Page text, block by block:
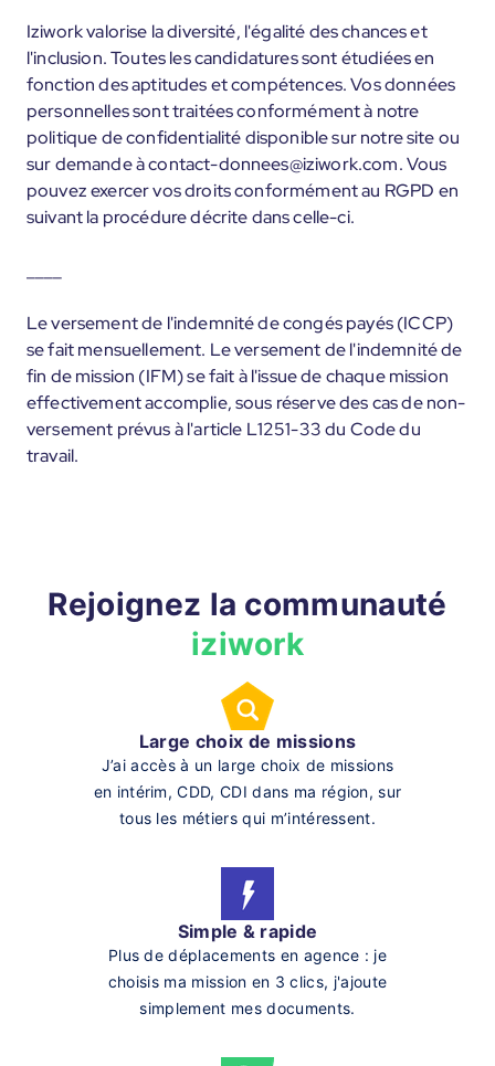
Iziwork valorise la diversité, l'égalité des chances et
l'inclusion. Toutes les candidatures sont étudiées en
fonction des aptitudes et compétences. Vos données
personnelles sont traitées conformément à notre
politique de confidentialité disponible sur notre site ou
sur demande à contact-donnees@iziwork.com. Vous
pouvez exercer vos droits conformément au RGPD en
suivant la procédure décrite dans celle-ci.
Le versement de l'indemnité de congés payés (ICCP)
se fait mensuellement. Le versement de l'indemnité de
fin de mission (IFM) se fait à l'issue de chaque mission
effectivement accomplie, sous réserve des cas de non-
versement prévus à l'article L1251-33 du Code du
travail.
Rejoignez la communauté
iziwork
Large choix de missions
J’ai accès à un large choix de missions
en intérim, CDD, CDI dans ma région, sur
tous les métiers qui m’intéressent.
Simple & rapide
Plus de déplacements en agence : je
choisis ma mission en 3 clics, j'ajoute
simplement mes documents.